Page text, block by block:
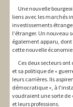
Une nouvelle
liens avec les marchés
investissements
l'étranger. Un nouveau
également apparu,
cette nouvelle économie.
Ces deux secteurs
et sa politique de «
leurs carrières. Ils
démocratique », à
voudraient une sorte de
et leurs professions.